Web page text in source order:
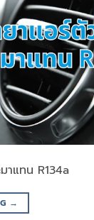
จะมาแทน
→